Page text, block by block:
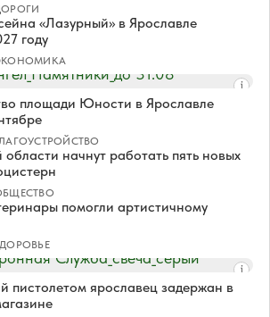
«Лазурный» в Ярославле
году
площади Юности в Ярославле
начнут работать пять новых
помогли артистичному
пистолетом ярославец задержан в